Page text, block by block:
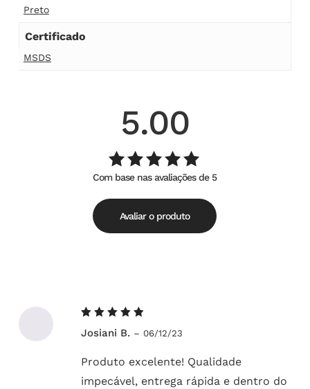
Preto
Certificado
MSDS
5.00
Avaliação
5.00de
5
Com base nas avaliações de 5
Avaliar o produto
5de 5
Josiani B. – 06/12/23
Produto excelente! Qualidade
impecável, entrega rápida e dentro do